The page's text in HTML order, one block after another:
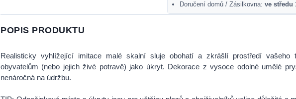
Doručení domů / Zásilkovna: ve středu
POPIS PRODUKTU
Realisticky vyhlížející imitace malé skalní sluje obohatí a zkrášlí prostředí vašeho
obyvatelům (nebo jejich živé potravě) jako úkryt. Dekorace z vysoce odolné umělé
nenáročná na údržbu.